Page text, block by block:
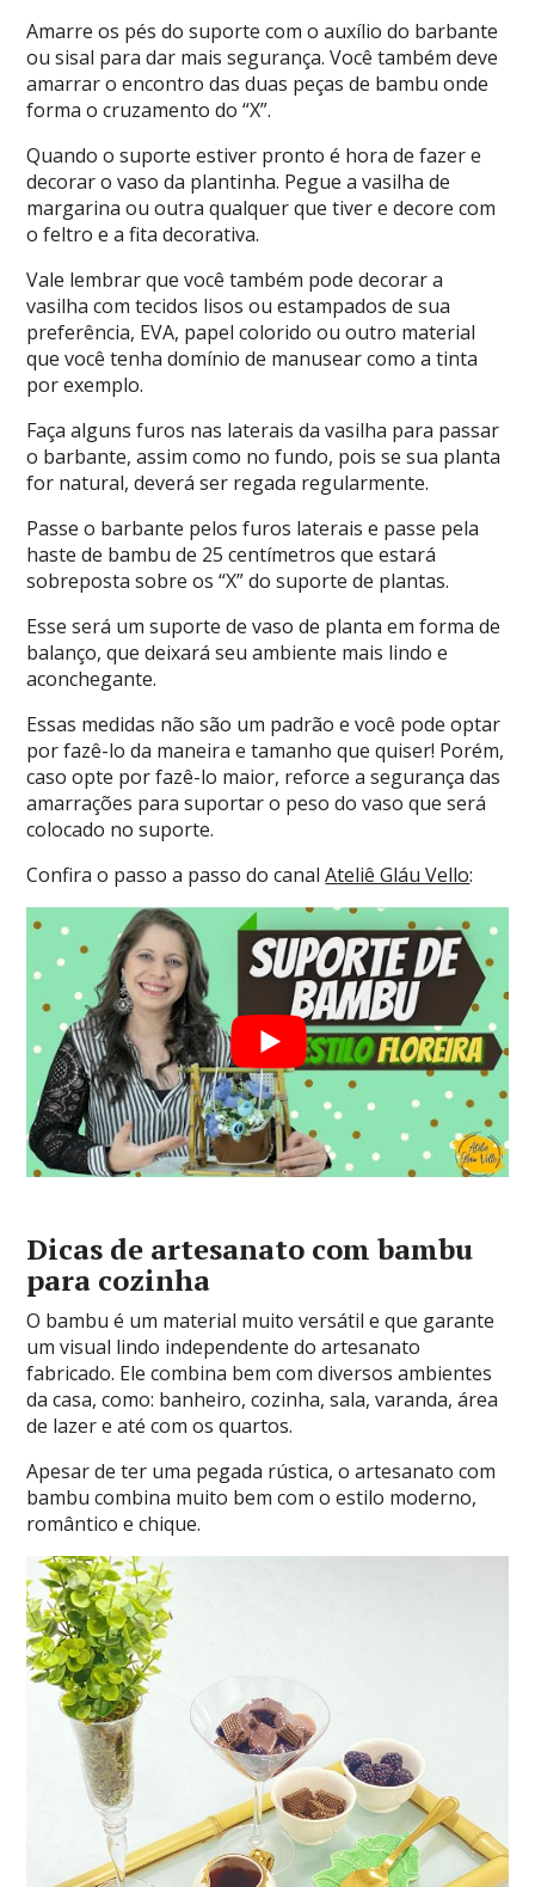
Amarre os pés do suporte com o auxílio do barbante
ou sisal para dar mais segurança. Você também deve
amarrar o encontro das duas peças de bambu onde
forma o cruzamento do “X”.
Quando o suporte estiver pronto é hora de fazer e
decorar o vaso da plantinha. Pegue a vasilha de
margarina ou outra qualquer que tiver e decore com
o feltro e a fita decorativa.
Vale lembrar que você também pode decorar a
vasilha com tecidos lisos ou estampados de sua
preferência, EVA, papel colorido ou outro material
que você tenha domínio de manusear como a tinta
por exemplo.
Faça alguns furos nas laterais da vasilha para passar
o barbante, assim como no fundo, pois se sua planta
for natural, deverá ser regada regularmente.
Passe o barbante pelos furos laterais e passe pela
haste de bambu de 25 centímetros que estará
sobreposta sobre os “X” do suporte de plantas.
Esse será um suporte de vaso de planta em forma de
balanço, que deixará seu ambiente mais lindo e
aconchegante.
Essas medidas não são um padrão e você pode optar
por fazê-lo da maneira e tamanho que quiser! Porém,
caso opte por fazê-lo maior, reforce a segurança das
amarrações para suportar o peso do vaso que será
colocado no suporte.
Confira o passo a passo do canalAteliê Gláu Vello:
Dicas de artesanato com bambu
para cozinha
O bambu é um material muito versátil e que garante
um visual lindo independente do artesanato
fabricado. Ele combina bem com diversos ambientes
da casa, como: banheiro, cozinha, sala, varanda, área
de lazer e até com os quartos.
Apesar de ter uma pegada rústica, o artesanato com
bambu combina muito bem com o estilo moderno,
romântico e chique.